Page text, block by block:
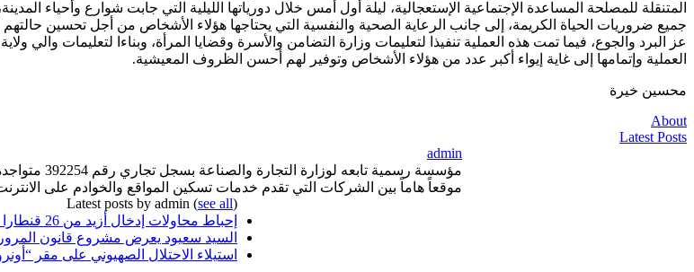
جميع ضروريات الحياة الكريمة، إلى جانب الرعاية الصحية والنفسية التي يحتاجها هؤلاء الأشخاص من أجل تحسين
عز البرد والجوع، فيما تمت هذه العملية تنفيذا لتعليمات وزارة التضامن والأسرة وقضايا المرأة، وبناءا لتعليمات
العملية وإتمامها إلى غاية إيواء أكبر عدد من هؤلاء الأشخاص وتوفير لهم أحسن الظروف المعيشية.
محسين خيرة
About
Latest Posts
admin
موقعاً هاماً بين الشركات التي تقدم خدمات تسكين المواقع والخوادم على
Latest posts by admin (see all)
إحباط محاولات إدخال أزيد من 26 قنطارا من الكيف المعالج عبر الحدود مع المغرب خلال أسبوع
السيد سعيود يعرض مشروع قانون المرور
استيلاء الاحتلال الصهيوني على مقر